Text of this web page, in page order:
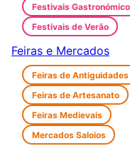
Festivais
Festivais de Verão
Feiras e Mercados
Feiras de Antiguidades
Feiras de Artesanato
Feiras Medievais
Mercados Saloios